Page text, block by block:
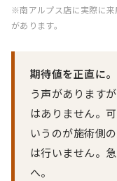
※南アルプス店に実際に
があります。
期待値を正直に。
う声があります
はありません。
いうのが施術側
は行いません。
へ。